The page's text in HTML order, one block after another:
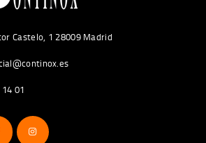
Castelo, 1 28009 Madrid
01